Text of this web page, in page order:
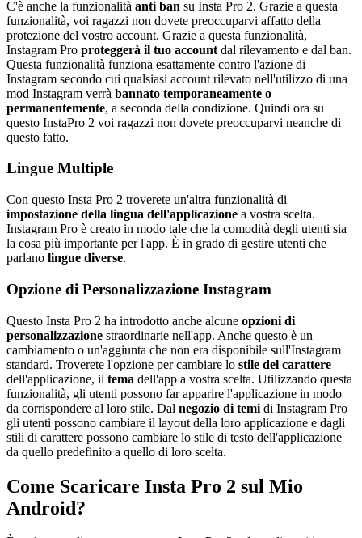
C'è anche la funzionalità anti ban su Insta Pro 2. Grazie a questa
funzionalità, voi ragazzi non dovete preoccuparvi affatto della
protezione del vostro account. Grazie a questa funzionalità,
Instagram Pro proteggerà il tuo account dal rilevamento e dal ban.
Questa funzionalità funziona esattamente contro l'azione di
Instagram secondo cui qualsiasi account rilevato nell'utilizzo di una
mod Instagram verrà bannato temporaneamente o
permanentemente, a seconda della condizione. Quindi ora su
questo InstaPro 2 voi ragazzi non dovete preoccuparvi neanche di
questo fatto.
Lingue Multiple
Con questo Insta Pro 2 troverete un'altra funzionalità di
impostazione della lingua dell'applicazione a vostra scelta.
Instagram Pro è creato in modo tale che la comodità degli utenti sia
la cosa più importante per l'app. È in grado di gestire utenti che
parlano lingue diverse.
Opzione di Personalizzazione Instagram
Questo Insta Pro 2 ha introdotto anche alcune opzioni di
personalizzazione straordinarie nell'app. Anche questo è un
cambiamento o un'aggiunta che non era disponibile sull'Instagram
standard. Troverete l'opzione per cambiare lo stile del carattere
dell'applicazione, il tema dell'app a vostra scelta. Utilizzando questa
funzionalità, gli utenti possono far apparire l'applicazione in modo
da corrispondere al loro stile. Dal negozio di temi di Instagram Pro
gli utenti possono cambiare il layout della loro applicazione e dagli
stili di carattere possono cambiare lo stile di testo dell'applicazione
da quello predefinito a quello di loro scelta.
Come Scaricare Insta Pro 2 sul Mio
Android?